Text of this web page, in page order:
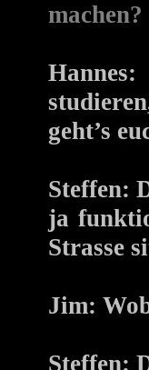
machen?
geht’s
Steffen:
ja
Strasse
Jim:
Steffen: